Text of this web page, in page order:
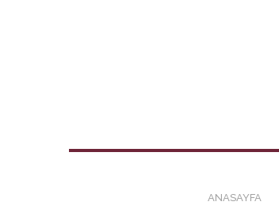
ANASAYFA